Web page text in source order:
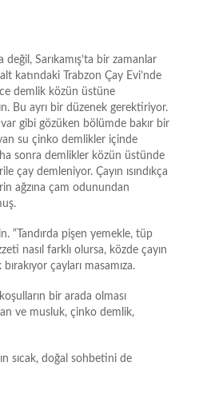
değil, Sarıkamış’ta bir zamanlar
katındaki Trabzon Çay Evi’nde
demlik közün üstüne
Bu ayrı bir düzenek gerektiriyor.
gibi gözüken bölümde bakır bir
su çinko demlikler içinde
sonra demlikler közün üstünde
çay demleniyor. Çayın ısındıkça
ağzına çam odunundan
“Tandırda pişen yemekle, tüp
nasıl farklı olursa, közde çayın
çayları masamıza.
bir arada olması
ve musluk, çinko demlik,
sıcak, doğal sohbetini de